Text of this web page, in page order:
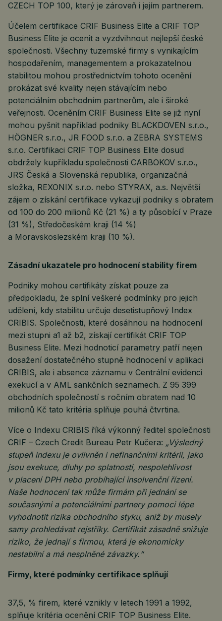
CZECH TOP 100, který je zároveň i jejím partnerem.
Účelem certifikace CRIF Business Elite a CRIF TOP
Business Elite je ocenit a vyzdvihnout nejlepší české
společnosti. Všechny tuzemské firmy s vynikajícím
hospodařením, managementem a prokazatelnou
stabilitou mohou prostřednictvím tohoto ocenění
prokázat své kvality nejen stávajícím nebo
potenciálním obchodním partnerům, ale i široké
veřejnosti. Oceněním CRIF Business Elite se již nyní
mohou pyšnit například podniky BLACKDOVEN s.r.o.,
HÖGNER s.r.o., JR FOOD s.r.o. a ZEBRA SYSTEMS
s.r.o. Certifikaci CRIF TOP Business Elite dosud
obdržely kupříkladu společnosti CARBOKOV s.r.o.,
JRS Česká a Slovenská republika, organizačná
složka, REXONIX s.r.o. nebo STYRAX, a.s. Největší
zájem o získání certifikace vykazují podniky s obratem
od 100 do 200 milionů Kč (21 %) a ty působící v Praze
(31 %), Středočeském kraji (14 %)
a Moravskoslezském kraji (10 %).
Zásadní ukazatele pro hodnocení stability firem
Podniky mohou certifikáty získat pouze za
předpokladu, že splní veškeré podmínky pro jejich
udělení, kdy stabilitu určuje desetistupňový Index
CRIBIS. Společnosti, které dosáhnou na hodnocení
mezi stupni a1 až b2, získají certifikát CRIF TOP
Business Elite. Mezi hodnoticí parametry patří nejen
dosažení dostatečného stupně hodnocení v aplikaci
CRIBIS, ale i absence záznamu v Centrální evidenci
exekucí a v AML sankčních seznamech. Z 95 399
obchodních společností s ročním obratem nad 10
milionů Kč tato kritéria splňuje pouhá čtvrtina.
Více o Indexu CRIBIS říká výkonný ředitel společnosti
CRIF – Czech Credit Bureau Petr Kučera: „Výsledný
stupeň indexu je ovlivněn i nefinančními kritérii, jako
jsou exekuce, dluhy po splatnosti, nespolehlivost
v placení DPH nebo probíhající insolvenční řízení.
Naše hodnocení tak může firmám při jednání se
současnými a potenciálními partnery pomoci lépe
vyhodnotit rizika obchodního styku, aniž by musely
samy prohledávat rejstříky. Certifikát zásadně snižuje
riziko, že jednají s firmou, která je ekonomicky
nestabilní a má nesplněné závazky.“
Firmy, které podmínky certifikace splňují
37,5, % firem, které vznikly v letech 1991 a 1992,
splňuje kritéria ocenění CRIF TOP Business Elite.